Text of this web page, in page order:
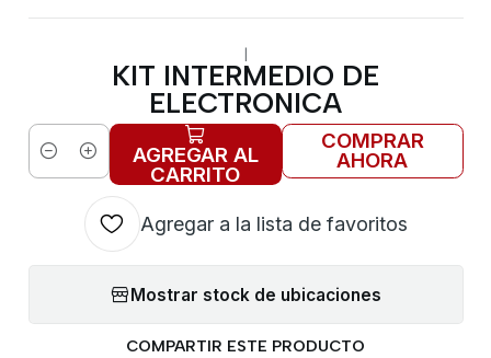
|
KIT INTERMEDIO DE
ELECTRONICA
Cantidad AGREGAR AL
CARRITO
COMPRAR
AHORA
Agregar a la lista de favoritos
Mostrar stock de ubicaciones
COMPARTIR ESTE PRODUCTO